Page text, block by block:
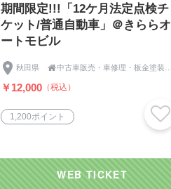
期間限定!!!「12ケ月法定点検チ
ケット/普通自動車」＠きららオ
ートモビル
秋田県 
￥12,000 （税込）
1,200ポイント